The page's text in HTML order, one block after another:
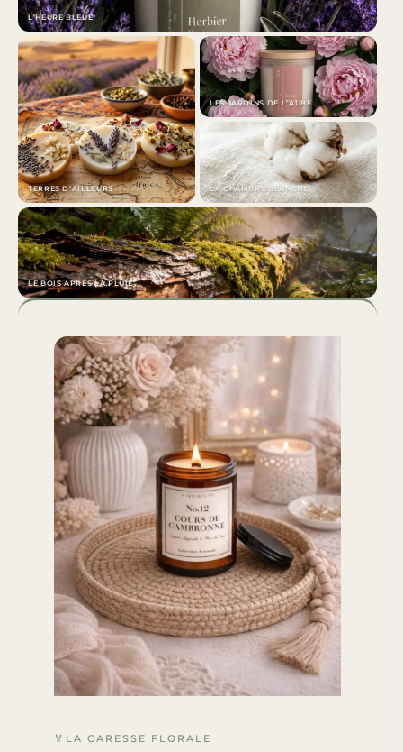
L’HEURE BLEUE
TERRES D’AILLEURS
LES JARDINS DE L’AUBE
LA CHAMBRE BLANCHE
LE BOIS APRÈS LA PLUIE
🏅LA CARESSE FLORALE